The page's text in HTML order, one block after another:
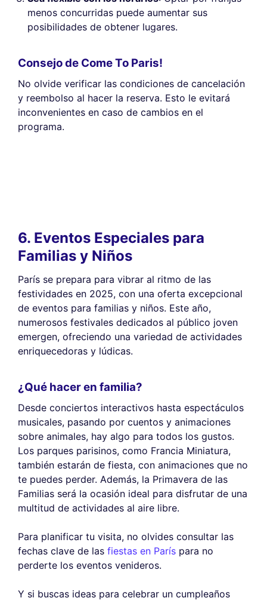
menos concurridas puede aumentar sus
posibilidades de obtener lugares.
Consejo de Come To Paris!
No olvide verificar las condiciones de cancelación
y reembolso al hacer la reserva. Esto le evitará
inconvenientes en caso de cambios en el
programa.
6. Eventos Especiales para
Familias y Niños
París se prepara para vibrar al ritmo de las
festividades en 2025, con una oferta excepcional
de eventos para familias y niños. Este año,
numerosos festivales dedicados al público joven
emergen, ofreciendo una variedad de actividades
enriquecedoras y lúdicas.
¿Qué hacer en familia?
Desde conciertos interactivos hasta espectáculos
musicales, pasando por cuentos y animaciones
sobre animales, hay algo para todos los gustos.
Los parques parisinos, como Francia Miniatura,
también estarán de fiesta, con animaciones que no
te puedes perder. Además, la Primavera de las
Familias será la ocasión ideal para disfrutar de una
multitud de actividades al aire libre.
Para planificar tu visita, no olvides consultar las
fechas clave de las fiestas en París para no
perderte los eventos venideros.
Y si buscas ideas para celebrar un cumpleaños